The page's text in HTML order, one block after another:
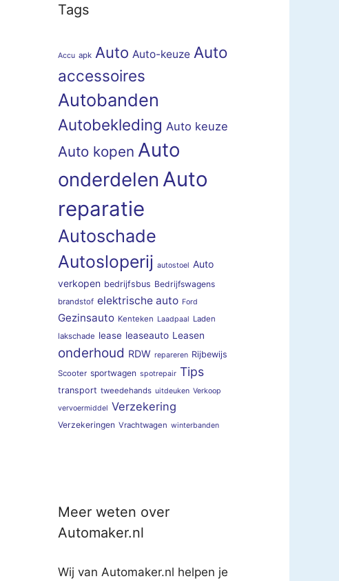
Tags
Accu apk Auto Auto-keuze Auto
accessoires
Autobanden
Autobekleding Auto keuze
Auto kopen Auto
onderdelen Auto
reparatie
Autoschade
Autosloperij autostoel Auto
verkopen bedrijfsbus Bedrijfswagens
brandstof elektrische auto Ford
Gezinsauto Kenteken Laadpaal Laden
lakschade lease leaseauto Leasen
onderhoud RDW repareren Rijbewijs
Scooter sportwagen spotrepair Tips
transport tweedehands uitdeuken Verkoop
vervoermiddel Verzekering
Verzekeringen Vrachtwagen winterbanden
Meer weten over
Automaker.nl
Wij van Automaker.nl helpen je